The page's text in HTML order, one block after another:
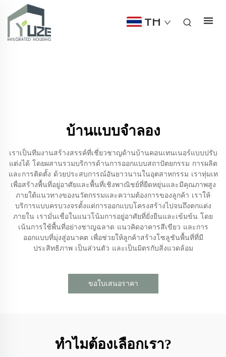
TH
บ้านแบบจําลอง
เราเป็นทีมงานสร้างสรรค์ที่เชี่ยวชาญด้านบ้านคอนเทนเนอร์แบบปรับ
แต่งได้ โดยผสานรวมบริการด้านการออกแบบสถาปัตยกรรม การผลิต
และการติดตั้ง ด้วยประสบการณ์อันยาวนานในอุตสาหกรรม เราทุ่มเท
เพื่อสร้างพื้นที่อยู่อาศัยและพื้นที่เชิงพาณิชย์ที่ยืดหยุ่นและมีคุณภาพสูง
ภายใต้แนวทางของนวัตกรรมและความต้องการของลูกค้า เราให้
บริการแบบครบวงจรตั้งแต่การออกแบบโครงสร้างไปจนถึงตกแต่ง
ภายใน เรามั่นเชื่อในแนวโน้มการอยู่อาศัยที่ยั่งยืนและเข้มข้น โดย
เน้นการใช้พื้นที่อย่างชาญฉลาด แนวคิดอาคารสีเขียว และการ
ออกแบบที่มุ่งสู่อนาคต เพื่อช่วยให้ลูกค้าสร้างโซลูชันพื้นที่ที่มี
ประสิทธิภาพ เป็นส่วนตัว และเป็นมิตรกับสิ่งแวดล้อม
ขอใบเสนอราคา
ทำไมต้องเลือกเรา?